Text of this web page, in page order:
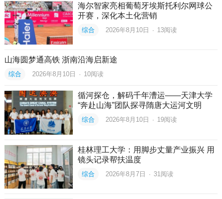
海尔智家亮相葡萄牙埃斯托利尔网球公
开赛，深化本土化营销
综合 2026年8月10日 · 13阅读
山海圆梦通高铁 浙南沿海启新途
综合 2026年8月10日 · 10阅读
循河探仓，解码千年漕运——天津大学
“奔赴山海”团队探寻隋唐大运河文明
综合 2026年8月10日 · 19阅读
桂林理工大学：用脚步丈量产业振兴 用
镜头记录帮扶温度
综合 2026年8月7日 · 31 阅读